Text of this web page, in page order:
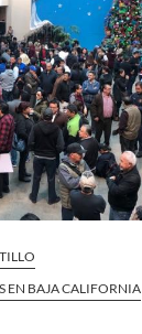
EN BAJA CALIFORNIA